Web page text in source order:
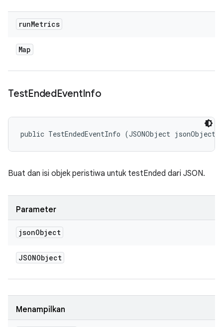
runMetrics
Map
TestEndedEventInfo
public TestEndedEventInfo (JSONObject jsonObject)
Buat dan isi objek peristiwa untuk testEnded dari JSON.
Parameter
jsonObject
JSONObject
Menampilkan